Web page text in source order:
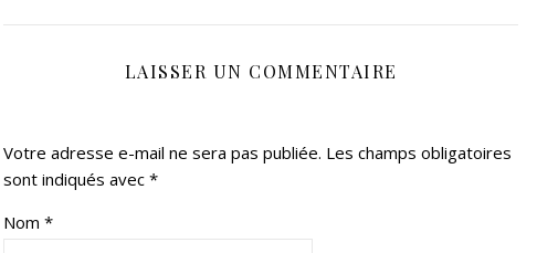
LAISSER UN COMMENTAIRE
Votre adresse e-mail ne sera pas publiée. Les champs obligatoires
sont indiqués avec *
Nom *